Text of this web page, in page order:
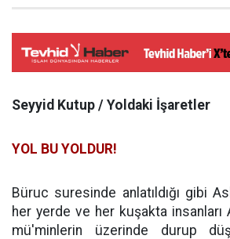
Seyyid Kutup / Yoldaki İşaretler
YOL BU YOLDUR!
Büruc suresinde anlatıldığı gibi
her yerde ve her kuşakta insanları
mü'minlerin üzerinde durup